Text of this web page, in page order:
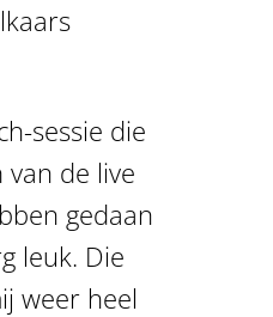
sessie die
de live
gedaan
leuk. Die
weer heel